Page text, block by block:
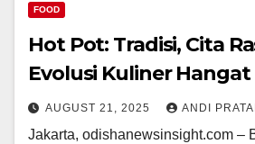
FOOD
Hot Pot: Tradisi, Cita
Evolusi Kuliner
AUGUST 21, 2025 ANDI
Jakarta, odishanewsinsight.com –